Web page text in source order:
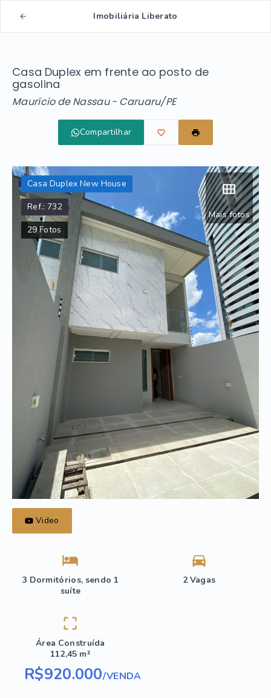
Imobiliária Liberato
Casa Duplex em frente ao posto de
gasolina
Maurício de Nassau - Caruaru/PE
Compartilhar
Mais fotos
Casa Duplex New House
Ref.: 732
29Fotos
Video
3 Dormitórios, sendo 1
suíte
2 Vagas
Área Construída
112,45 m²
R$920.000/VENDA